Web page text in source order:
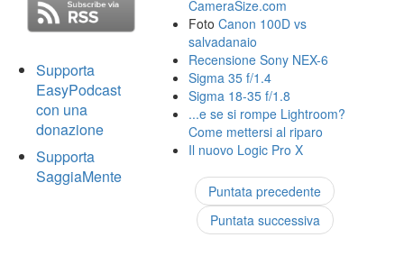
Supporta
EasyPodcast
con una
donazione
Supporta
SaggiaMente
CameraSize.com
FotoCanon 100D vs
salvadanaio
Recensione Sony NEX-6
Sigma 35 f/1.4
Sigma 18-35 f/1.8
...e se si rompe Lightroom?
Come mettersi al riparo
Il nuovo Logic Pro X
Puntata precedente
Puntata successiva